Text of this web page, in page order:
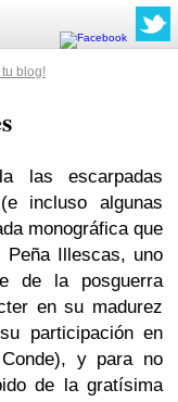
blog!
las escarpadas
incluso algunas
monográfica que
Peña Illescas, uno
de la posguerra
en su madurez
participación en
y para no
de la gratísima